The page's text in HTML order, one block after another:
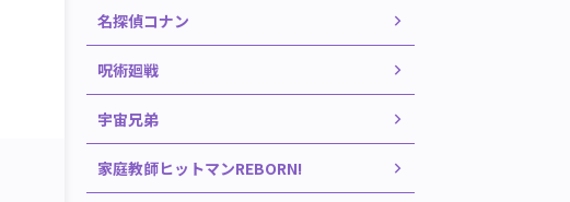
名探偵コナン
呪術廻戦
宇宙兄弟
家庭教師ヒットマンREBORN!